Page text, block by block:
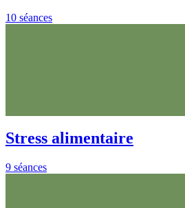
10 séances
Stress alimentaire
9 séances